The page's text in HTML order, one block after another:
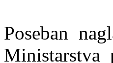
Poseban
Ministarstva